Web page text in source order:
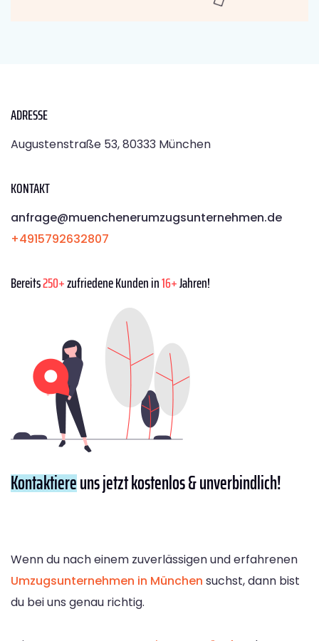
ADRESSE
Augustenstraße 53, 80333 München
KONTAKT
anfrage@muenchenerumzugsunternehmen.de
+4915792632807
Bereits250+zufriedene Kunden in16+Jahren!
Kontaktiereuns jetzt kostenlos & unverbindlich!
Wenn du nach einem zuverlässigen und erfahrenen
Umzugsunternehmen in München suchst, dann bist
du bei uns genau richtig.